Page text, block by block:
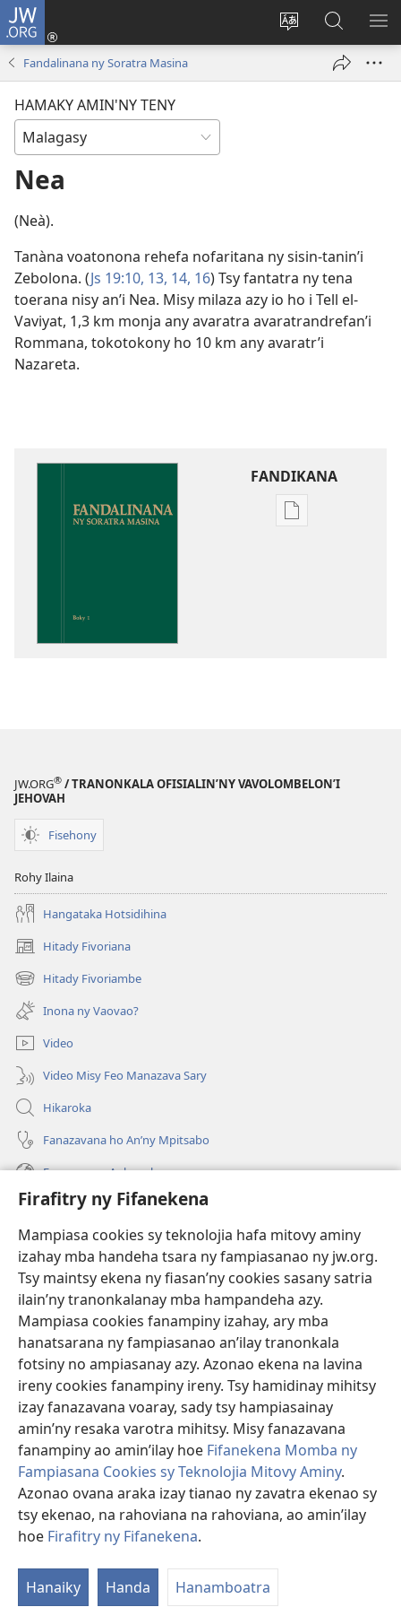
Firafitry ny Fifanekena
Mampiasa cookies sy teknolojia hafa mitovy aminy
izahay mba handeha tsara ny fampiasanao ny jw.org.
Tsy maintsy ekena ny fiasan’ny cookies sasany satria
ilain’ny tranonkalanay mba hampandeha azy.
Mampiasa cookies fanampiny izahay, ary mba
hanatsarana ny fampiasanao an’ilay tranonkala
fotsiny no ampiasanay azy. Azonao ekena na lavina
ireny cookies fanampiny ireny. Tsy hamidinay mihitsy
izay fanazavana voaray, sady tsy hampiasainay
amin’ny resaka varotra mihitsy. Misy fanazavana
fanampiny ao amin’ilay hoe Fifanekena Momba ny
Fampiasana Cookies sy Teknolojia Mitovy Aminy.
Azonao ovana araka izay tianao ny zavatra ekenao sy
tsy ekenao, na rahoviana na rahoviana, ao amin’ilay
hoe Firafitry ny Fifanekena.
Hanaiky Handa Hanamboatra
JW.ORG
Hiova
Hiditra
(manokatra
ato
Amin’ny
Fandalinana ny Soratra Masina
HAMAKY AMIN'NY TENY
Nea
(Neà).
Tanàna voatonona rehefa nofaritana ny sisin-tanin’i
Zebolona. (Js 19:10, 13, 14, 16) Tsy fantatra ny tena
toerana nisy an’i Nea. Misy milaza azy io ho i Tell el-
Vaviyat, 1,3 km monja any avaratra avaratrandrefan’i
Rommana, tokotokony ho 10 km any avaratr’i
Nazareta.
FANDIKANA
Fandikana
JW.ORG® / TRANONKALA OFISIALIN’NY VAVOLOMBELON’I
JEHOVAH
Fisehony
Rohy Ilaina
Hangataka Hotsidihina
Hitady Fivoriana
(manokatra
rohy) Hitady Fivoriambe
(manokatra
rohy) Inona ny Vaovao?
Video
Video Misy Feo Manazava Sary
Hikaroka
Fanazavana ho An’ny Mpitsabo
Fanazavana Ankapobeny
Fanampiana
Fanomezana
(manokatra
rohy)
FITEHIRIZAM-BOKIN’NY Vavolombelon’i Jehovah
(manokatra
rohy)
JW Hub
(manokatra
rohy)
JW Library
Watchtower Library ®
Copyright© 2026 Watch Tower Bible and Tract Society of Pennsylvania.
FIFANEKENA| FIFANEKENA MOMBA NY TSIAMBARATELO
NY FIFANEKENA